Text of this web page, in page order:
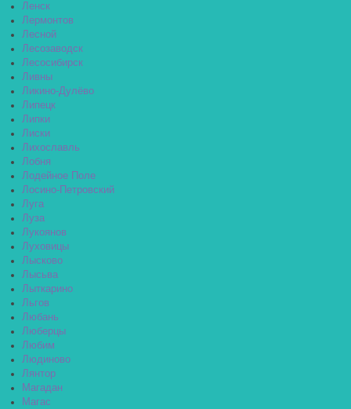
Ленск
Лермонтов
Лесной
Лесозаводск
Лесосибирск
Ливны
Ликино-Дулёво
Липецк
Липки
Лиски
Лихославль
Лобня
Лодейное Поле
Лосино-Петровский
Луга
Луза
Лукоянов
Луховицы
Лысково
Лысьва
Лыткарино
Льгов
Любань
Люберцы
Любим
Людиново
Лянтор
Магадан
Магас